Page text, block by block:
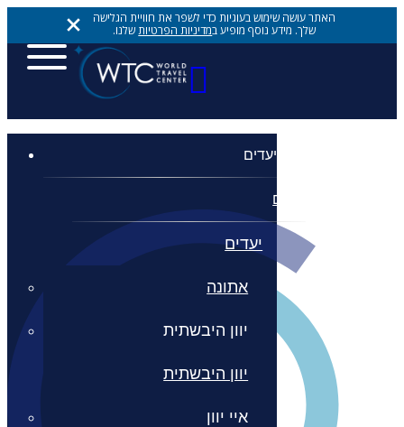
האתר עושה שימוש בעוגיות כדי לשפר את חוויית הגלישה
שלך. מידע נוסף מופיע במדיניות הפרטיותשלנו.
יעדים
יעדים
יעדים
אתונה
יוון היבשתית
יוון היבשתית
איי יוון